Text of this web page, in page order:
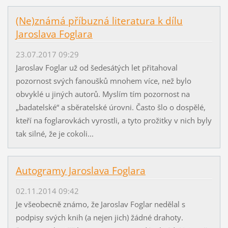
(Ne)známá příbuzná literatura k dílu
Jaroslava Foglara
23.07.2017 09:29
Jaroslav Foglar už od šedesátých let přitahoval
pozornost svých fanoušků mnohem více, než bylo
obvyklé u jiných autorů. Myslím tím pozornost na
„badatelské“ a sběratelské úrovni. Často šlo o dospělé,
kteří na foglarovkách vyrostli, a tyto prožitky v nich byly
tak silné, že je cokoli...
Autogramy Jaroslava Foglara
02.11.2014 09:42
Je všeobecně známo, že Jaroslav Foglar nedělal s
podpisy svých knih (a nejen jich) žádné drahoty.